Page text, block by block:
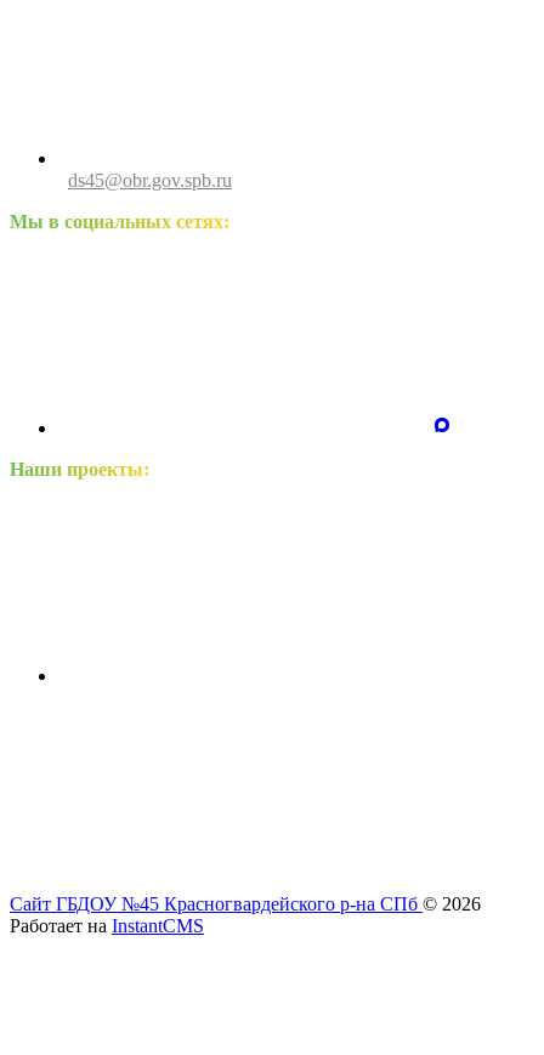
ds45@obr.gov.spb.ru
Мы в социальных сетях:
Наши проекты:
Сайт ГБДОУ №45 Красногвардейского р-на СПб © 2026
Работает на InstantCMS